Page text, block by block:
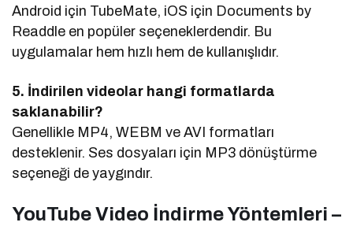
Android için TubeMate, iOS için Documents by
Readdle en popüler seçeneklerdendir. Bu
uygulamalar hem hızlı hem de kullanışlıdır.
5. İndirilen videolar hangi formatlarda
saklanabilir?
Genellikle MP4, WEBM ve AVI formatları
desteklenir. Ses dosyaları için MP3 dönüştürme
seçeneği de yaygındır.
YouTube Video İndirme Yöntemleri –